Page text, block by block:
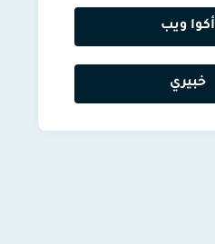
أكوا ويب
خبيري